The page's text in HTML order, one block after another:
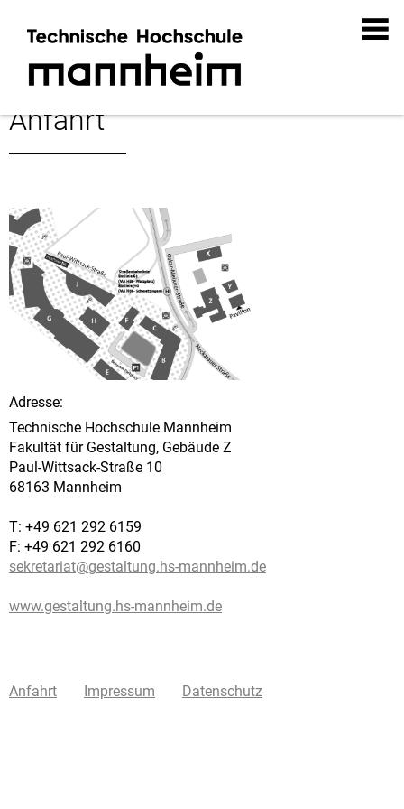
Anfahrt
Adresse:
Technische Hochschule Mannheim
Fakultät für Gestaltung, Gebäude Z
Paul-Wittsack-Straße 10
68163 Mannheim
T: +49 621 292 6159
F: +49 621 292 6160
sekretariat@gestaltung.hs-mannheim.de
www.gestaltung.hs-mannheim.de
Anfahrt Impressum Datenschutz